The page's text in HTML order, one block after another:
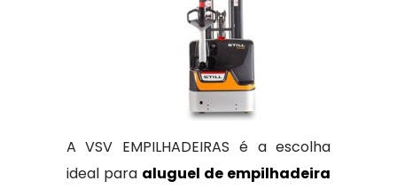
A VSV EMPILHADEIRAS é a escolha
ideal para aluguel de empilhadeira